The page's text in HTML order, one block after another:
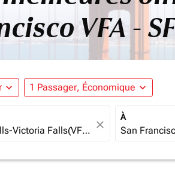
VFA -
expand_more 1 Passager, Économique expand_more
close
À